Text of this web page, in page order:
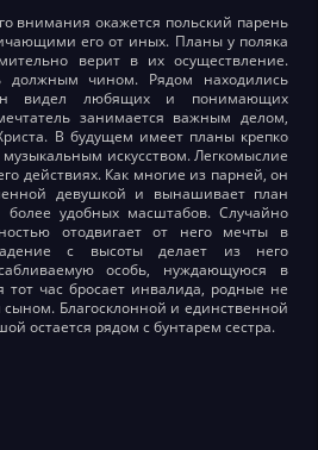
внимания окажется польский парень
его от иных. Планы у поляка
верит в их осуществление.
должным чином. Рядом находились
видел любящих и понимающих
занимается важным делом,
В будущем имеет планы крепко
искусством. Легкомыслие
действиях. Как многие из парней, он
девушкой и вынашивает план
более удобных масштабов. Случайно
отодвигает от него мечты в
с высоты делает из него
особь, нуждающуюся в
час бросает инвалида, родные не
сыном. Благосклонной и единственной
остается рядом с бунтарем сестра.